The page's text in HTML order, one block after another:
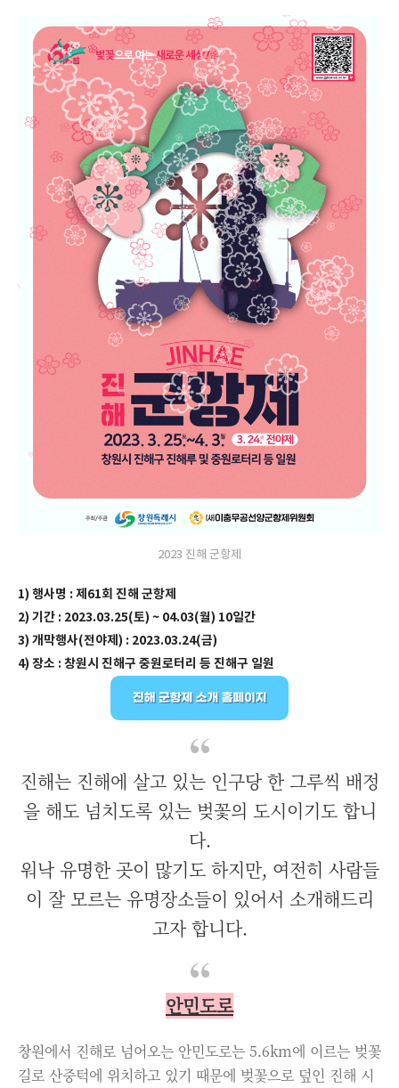
2023 진해 군항제
1) 행사명 : 제61회 진해 군항제
2) 기간 : 2023.03.25(토) ~ 04.03(월) 10일간
3) 개막행사(전야제) : 2023.03.24(금)
4) 장소 : 창원시 진해구 중원로터리 등 진해구 일원
진해는 진해에 살고 있는 인구당 한 그루씩 배정
을 해도 넘치도록 있는 벚꽃의 도시이기도 합니
다.
워낙 유명한 곳이 많기도 하지만, 여전히 사람들
이 잘 모르는 유명장소들이 있어서 소개해드리
고자 합니다.
안민도로
창원에서 진해로 넘어오는 안민도로는 5.6km에 이르는 벚꽃
길로 산중턱에 위치하고 있기 때문에 벚꽃으로 덮인 진해 시